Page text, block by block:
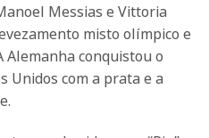
Messias e Vittoria
misto olímpico e
Alemanha conquistou o
Unidos com a prata e a